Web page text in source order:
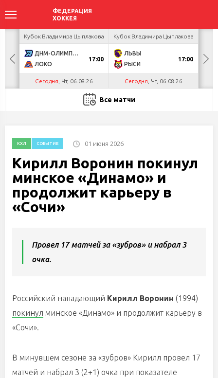
Кубок Владимира Цыплакова
ДНМ-ОЛИМПИК
ЛОКО
17:00
Сегодня , Чт, 06.08.26
Кубок Владимира Цыплакова
ЛЬВЫ
РЫСИ
17:00
Сегодня , Чт, 06.08.26
Все матчи
КХЛ СОБЫТИЕ 01 июня 2026
Кирилл Воронин покинул
минское «Динамо» и
продолжит карьеру в
«Сочи»
Провел 17 матчей за «зубров» и набрал 3
очка.
Российский нападающий Кирилл Воронин (1994)
покинул минское «Динамо» и продолжит карьеру в
«Сочи».
В минувшем сезоне за «зубров» Кирилл провел 17
матчей и набрал 3 (2+1) очка при показателе